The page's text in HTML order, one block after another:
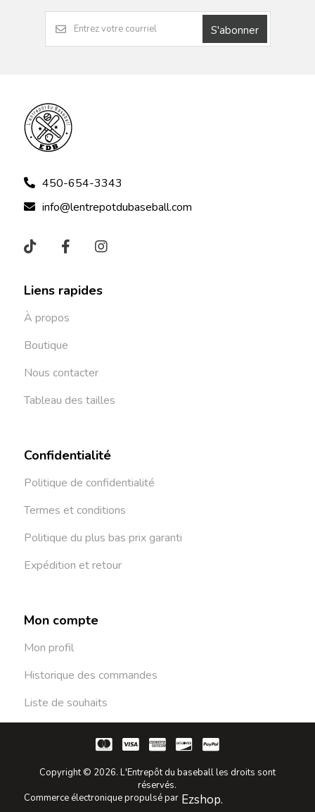
S'abonner
450-654-3343
info@lentrepotdubaseball.com
Liens rapides
À propos
Boutique
Nous contacter
Tableau des tailles
Confidentialité
Politique de confidentialité
Termes et conditions
Politique du plus bas prix garanti
Expédition et retour
Mon compte
Mon profil
Historique des commandes
Liste de souhaits
Copyright © 2026. L'Entrepôt du baseball les droits sont
réservés.
Commerce électronique propulsé par Ezshop.